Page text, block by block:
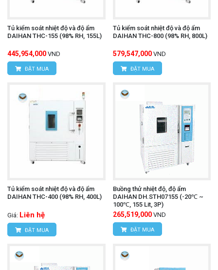
Tủ kiểm soát nhiệt độ và độ ẩm
DAIHAN THC-155 (98% RH, 155L)
445,954,000 VND
ĐẶT MUA
Tủ kiểm soát nhiệt độ và độ ẩm
DAIHAN THC-800 (98% RH, 800L)
579,547,000 VND
ĐẶT MUA
Tủ kiểm soát nhiệt độ và độ ẩm
DAIHAN THC-400 (98% RH, 400L)
Giá: Liên hệ
ĐẶT MUA
Buồng thử nhiệt độ, độ ẩm
DAIHAN DH.STH07155 (-20℃ ~
100℃, 155 Lit, 3P)
265,519,000 VND
ĐẶT MUA